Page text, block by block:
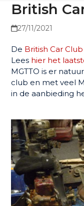
British
27/11/2021
De British Car
Lees hier het
MGTTO is er
club en met veel
in de aanbieding